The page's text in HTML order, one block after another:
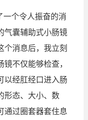
个令人振奋的消
气囊辅助式小肠镜
个消息后，我立刻
不仅能够检查，
以经肛经口进入肠
形态、大小、数
通过圈套器套住息